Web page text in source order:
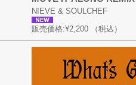
NIEVE & SOULCHEF
販売価格:¥2,200 （税込）